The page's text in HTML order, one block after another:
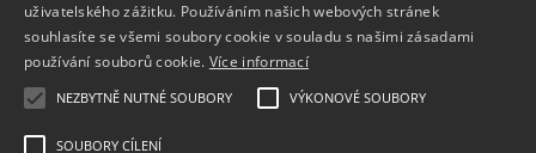
RYCHLÝ KONTAKT
+420 608 138 367
info@bomba-cig.sk
uživatelského zážitku. Používáním našich webových stránek
souhlasíte se všemi soubory cookie v souladu s našimi zásadami
používání souborů cookie. Více informací
NEZBYTNĚ NUTNÉ SOUBORY VÝKONOVÉ SOUBORY
SOUBORY CÍLENÍ